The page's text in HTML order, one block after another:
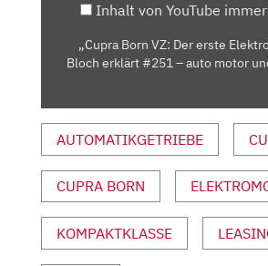
HATCH?
BLOCH
–
AUTO
MOTOR
UND
VON
YOUTUBE
Inhalt von YouTube
„Cupra Born VZ: Der erste
Bloch erklärt #251 – auto motor
AUTOMATIKGETRIEBE
CUPRA BORN
KOMPAKTKLASSE